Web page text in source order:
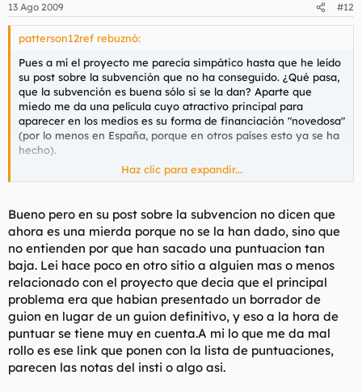
13 Ago 2009 #12
patterson12ref rebuznó:
Pues a mí el proyecto me parecía simpático hasta que he leído
su post sobre la subvención que no ha conseguido. ¿Qué pasa,
que la subvención es buena sólo si se la dan? Aparte que
miedo me da una película cuyo atractivo principal para
aparecer en los medios es su forma de financiación "novedosa"
(por lo menos en España, porque en otros países esto ya se ha
hecho).
No entiendo la lógica que tiene presumir de financiación 2.0 y
dan, cargar contra las subvenciones con las argumentaciones
chupi-campuseras al uso.
En este caso también se confunde talento con financiación.
Habrá que ver qué sale de esto, una película no se hace de
buenas intenciones, y si los actores o las decisiones de
dirección son una mierda, será otra mierda más. He echado
una ojeada al guión y no parece mal para una opera prima,
pero tampoco es mala la idea original de, por ejemplo,Imago
mortisy el resultado allí está: una puta mierda.
Haz clic para expandir...
Bueno pero en su post sobre la subvencion no dicen que
ahora es una mierda porque no se la han dado, sino que
no entienden por que han sacado una puntuacion tan
baja. Lei hace poco en otro sitio a alguien mas o menos
relacionado con el proyecto que decia que el principal
problema era que habian presentado un borrador de
guion en lugar de un guion definitivo, y eso a la hora de
puntuar se tiene muy en cuenta.A mi lo que me da mal
rollo es ese link que ponen con la lista de puntuaciones,
parecen las notas del insti o algo asi.